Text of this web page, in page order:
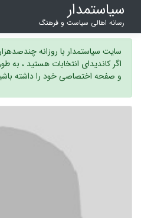
سیاستمدار
رسانه اهالی سیاست و فرهنگ
سایت سیاستمدار با روزانه
اگر کاندیدای انتخابات هستید ، به
و صفحه اختصاصی خود را داشته